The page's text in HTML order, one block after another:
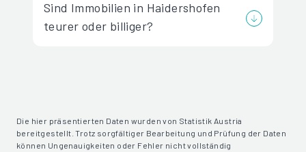
Sind Immobilien in Haidershofen
teurer oder billiger?
Die hier präsentierten Daten wurden von Statistik Austria
bereitgestellt. Trotz sorgfältiger Bearbeitung und Prüfung der Daten
können Ungenauigkeiten oder Fehler nicht vollständig